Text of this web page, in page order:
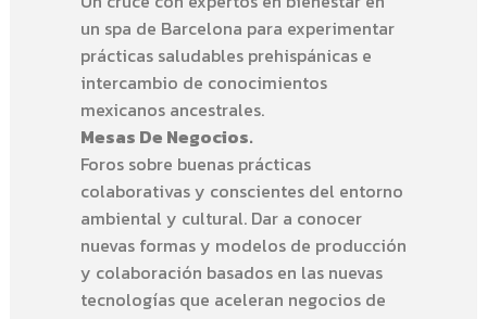
un spa de Barcelona para experimentar
prácticas saludables prehispánicas e
intercambio de conocimientos
mexicanos ancestrales.
Mesas De Negocios.
Foros sobre buenas prácticas
colaborativas y conscientes del entorno
ambiental y cultural. Dar a conocer
nuevas formas y modelos de producción
y colaboración basados en las nuevas
tecnologías que aceleran negocios de